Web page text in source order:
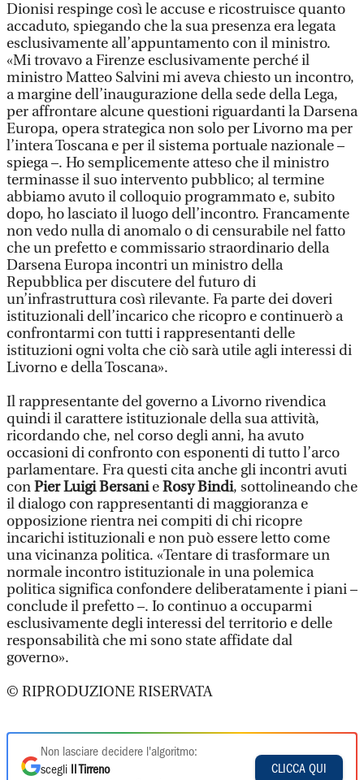
Dionisi respinge così le accuse e ricostruisce quanto
accaduto, spiegando che la sua presenza era legata
esclusivamente all’appuntamento con il ministro.
«Mi trovavo a Firenze esclusivamente perché il
ministro Matteo Salvini mi aveva chiesto un incontro,
a margine dell’inaugurazione della sede della Lega,
per affrontare alcune questioni riguardanti la Darsena
Europa, opera strategica non solo per Livorno ma per
l’intera Toscana e per il sistema portuale nazionale –
spiega –. Ho semplicemente atteso che il ministro
terminasse il suo intervento pubblico; al termine
abbiamo avuto il colloquio programmato e, subito
dopo, ho lasciato il luogo dell’incontro. Francamente
non vedo nulla di anomalo o di censurabile nel fatto
che un prefetto e commissario straordinario della
Darsena Europa incontri un ministro della
Repubblica per discutere del futuro di
un’infrastruttura così rilevante. Fa parte dei doveri
istituzionali dell’incarico che ricopro e continuerò a
confrontarmi con tutti i rappresentanti delle
istituzioni ogni volta che ciò sarà utile agli interessi di
Livorno e della Toscana».
Il rappresentante del governo a Livorno rivendica
quindi il carattere istituzionale della sua attività,
ricordando che, nel corso degli anni, ha avuto
occasioni di confronto con esponenti di tutto l’arco
parlamentare. Fra questi cita anche gli incontri avuti
conPier Luigi BersanieRosy Bindi, sottolineando che
il dialogo con rappresentanti di maggioranza e
opposizione rientra nei compiti di chi ricopre
incarichi istituzionali e non può essere letto come
una vicinanza politica. «Tentare di trasformare un
normale incontro istituzionale in una polemica
politica significa confondere deliberatamente i piani –
conclude il prefetto –. Io continuo a occuparmi
esclusivamente degli interessi del territorio e delle
responsabilità che mi sono state affidate dal
governo».
© RIPRODUZIONE RISERVATA
Non lasciare decidere l'algoritmo:
scegli
Il Tirreno
CLICCA QUI